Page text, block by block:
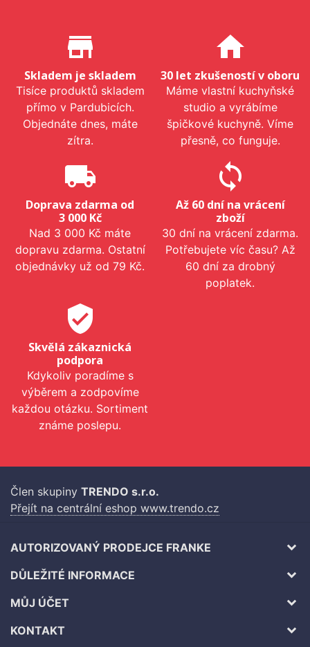
Proč nakupovat u nás?
store_mall_directory
Skladem je skladem
Tisíce produktů skladem
přímo v Pardubicích.
Objednáte dnes, máte
zítra.
home
30 let zkušeností v oboru
Máme vlastní kuchyňské
studio a vyrábíme
špičkové kuchyně. Víme
přesně, co funguje.
local_shipping
Doprava zdarma od
3 000 Kč
Nad 3 000 Kč máte
dopravu zdarma. Ostatní
objednávky už od 79 Kč.
sync
Až 60 dní na vrácení
zboží
30 dní na vrácení zdarma.
Potřebujete víc času? Až
60 dní za drobný
poplatek.
verified_user
Skvělá zákaznická
podpora
Kdykoliv poradíme s
výběrem a zodpovíme
každou otázku. Sortiment
známe poslepu.
Člen skupiny TRENDO s.r.o.
Přejít na centrální eshop www.trendo.cz
AUTORIZOVANÝ PRODEJCE FRANKE
DŮLEŽITÉ INFORMACE
MŮJ ÚČET
KONTAKT